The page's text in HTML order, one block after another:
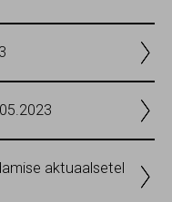
aktuaalsetel